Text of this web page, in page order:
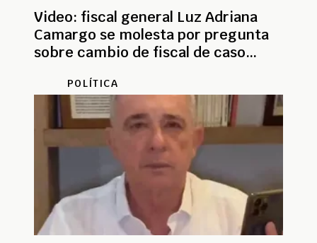
Video: fiscal general Luz Adriana
Camargo se molesta por pregunta
sobre cambio de fiscal de caso
POLÍTICA